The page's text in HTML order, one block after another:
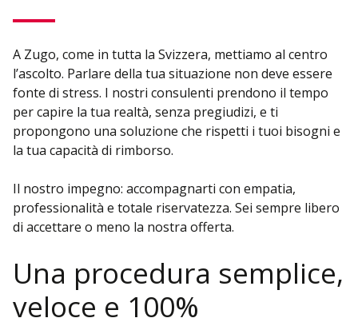
A Zugo, come in tutta la Svizzera, mettiamo al centro
l’ascolto. Parlare della tua situazione non deve essere
fonte di stress. I nostri consulenti prendono il tempo
per capire la tua realtà, senza pregiudizi, e ti
propongono una soluzione che rispetti i tuoi bisogni e
la tua capacità di rimborso.
Il nostro impegno: accompagnarti con empatia,
professionalità e totale riservatezza. Sei sempre libero
di accettare o meno la nostra offerta.
Una procedura semplice,
veloce e 100%